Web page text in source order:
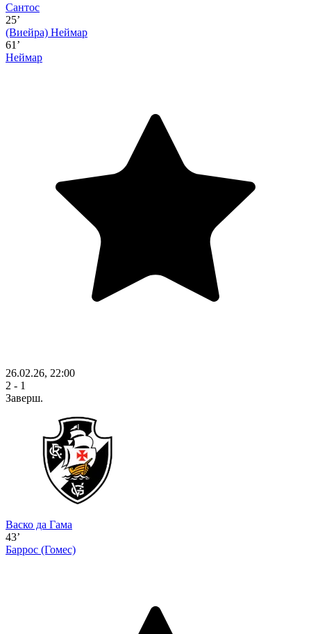
Сантос
25’
(Виейра) Неймар
61’
Неймар
26.02.26, 22:00
2 - 1
Заверш.
Васко да Гама
43’
Баррос (Гомес)